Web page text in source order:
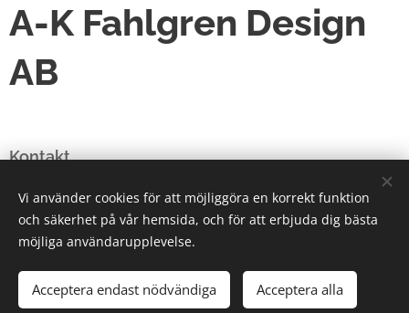
A-K Fahlgren Design
AB
Kontakt
E-post: kreator@a-k-fahlgren-design.se
Telefonnummer: 0735-424474
Cookies
Vi använder cookies för att möjliggöra en korrekt funktion
och säkerhet på vår hemsida, och för att erbjuda dig bästa
möjliga användarupplevelse.
Acceptera endast nödvändiga Acceptera alla